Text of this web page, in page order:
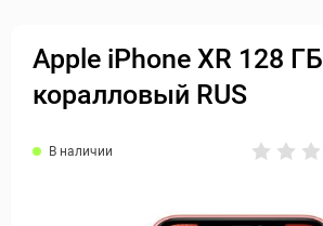
Apple iPhone XR 128 ГБ
коралловый RUS
В наличии